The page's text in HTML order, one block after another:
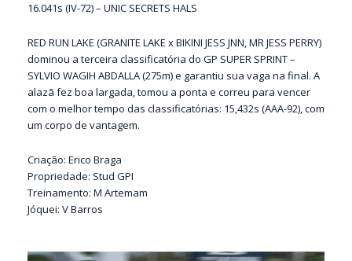
16.041s (IV-72) – UNIC SECRETS HALS
RED RUN LAKE (GRANITE LAKE x BIKINI JESS JNN, MR JESS PERRY)
dominou a terceira classificatória do GP SUPER SPRINT –
SYLVIO WAGIH ABDALLA (275m) e garantiu sua vaga na final. A
alazã fez boa largada, tomou a ponta e correu para vencer
com o melhor tempo das classificatórias: 15,432s (AAA-92), com
um corpo de vantagem.
Criação: Erico Braga
Propriedade: Stud GPI
Treinamento: M Artemam
Jóquei: V Barros